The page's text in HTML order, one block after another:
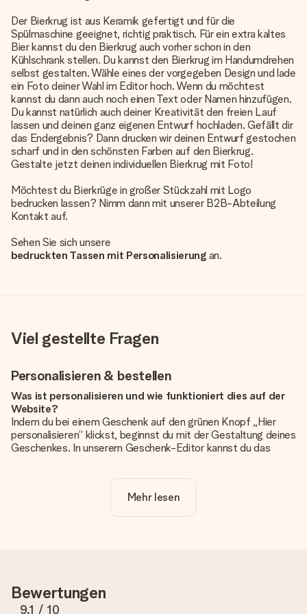
Der Bierkrug ist aus Keramik gefertigt und für die
Spülmaschine geeignet, richtig praktisch. Für ein extra kaltes
Bier kannst du den Bierkrug auch vorher schon in den
Kühlschrank stellen. Du kannst den Bierkrug im Handumdrehen
selbst gestalten. Wähle eines der vorgegeben Design und lade
ein Foto deiner Wahl im Editor hoch. Wenn du möchtest
kannst du dann auch noch einen Text oder Namen hinzufügen.
Du kannst natürlich auch deiner Kreativität den freien Lauf
lassen und deinen ganz eigenen Entwurf hochladen. Gefällt dir
das Endergebnis? Dann drucken wir deinen Entwurf gestochen
scharf und in den schönsten Farben auf den Bierkrug.
Gestalte jetzt deinen individuellen Bierkrug mit Foto!
Möchtest du Bierkrüge in großer Stückzahl mit Logo
bedrucken lassen? Nimm dann mit unserer B2B-Abteilung
Kontakt auf.
Sehen Sie sich unsere
bedruckten Tassen mit Personalisierungan.
Viel gestellte Fragen
Personalisieren & bestellen
Was ist personalisieren und wie funktioniert dies auf der
Website?
Indem du bei einem Geschenk auf den grünen Knopf „Hier
personalisieren“ klickst, beginnst du mit der Gestaltung deines
Geschenkes. In unserem Geschenk-Editor kannst du das
noch eines unserer angebotenen Designs, um deinem
Geschenk die perfekte Ausstrahlung zu verleihen.
Wir möchten sicherstellen, dass du mit deinem Geschenk
rundum zufrieden bist. Deshalb ist es wichtig, qualitativ
Mehr lesen
Bewertungen
9.1 / 10